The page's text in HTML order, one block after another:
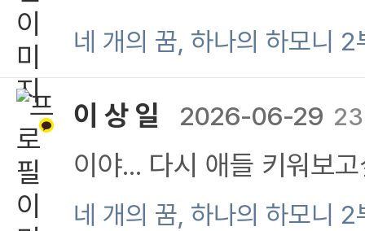
ㅡ
네 개의 꿈, 하나의 하모니 2
이 상 일 2026-06-29
이야... 다시 애들 키워보
네 개의 꿈, 하나의 하모니 2